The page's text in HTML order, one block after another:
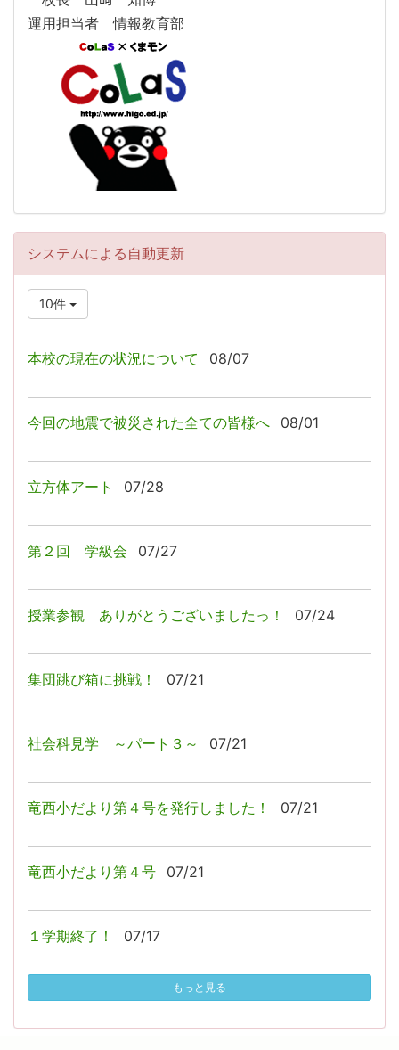
運用担当者 情報教育部
システムによる自動更新
10件
本校の現在の状況について 08/07
今回の地震で被災された全ての皆様へ 08/01
立方体アート 07/28
第２回 学級会 07/27
授業参観 ありがとうございましたっ！ 07/24
集団跳び箱に挑戦！ 07/21
社会科見学 ～パート３～ 07/21
竜西小だより第４号を発行しました！ 07/21
竜西小だより第４号 07/21
１学期終了！ 07/17
もっと見る